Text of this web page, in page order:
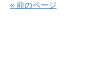
« 前のページ